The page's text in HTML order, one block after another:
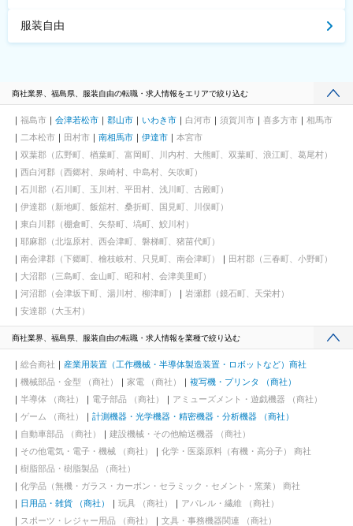
服装自由
商社業界、福島県、服装自由の転職・求人情報をエリアで絞り込む
福島市 会津若松市 郡山市 いわき市 白河市 須賀川市 喜多方市
相馬市
二本松市
田村市 南相馬市 伊達市
本宮市
双葉郡（広野町、楢葉町、富岡町、川内村、大熊町、双葉町、浪江町、葛尾村）
西白河郡（西郷村、泉崎村、中島村、矢吹町）
石川郡（石川町、玉川村、平田村、浅川町、古殿町）
伊達郡（新地町、飯舘村、桑折町、国見町、川俣町）
東白川郡（棚倉町、矢祭町、塙町、鮫川村）
耶麻郡（北塩原村、西会津町、磐梯町、猪苗代町）
南会津郡（下郷町、檜枝岐村、只見町、南会津町）
田村郡（三春町、小野町）
大沼郡（三島町、金山町、昭和村、会津美里町）
河沼郡（会津坂下町、湯川村、柳津町）
岩瀬郡（鏡石町、天栄村）
安達郡（大玉村）
商社業界、福島県、服装自由の転職・求人情報を業種で絞り込む
総合商社
産業用装置（工作機械・半導体製造装置・ロボットなど）商社
機械部品・金型 （商社）
家電 （商社）
複写機・プリンタ （商社）
半導体 （商社）
電子部品 （商社）
アミューズメント・遊戯機器 （商社）
ゲーム （商社）
計測機器・光学機器・精密機器・分析機器 （商社）
自動車部品 （商社）
建設機械・その他輸送機器 （商社）
その他電気・電子・機械 （商社）
化学・医薬原料（有機・高分子） 商社
樹脂部品・樹脂製品 （商社）
化学品（無機・ガラス・カーボン・セラミック・セメント・窯業） 商社
日用品・雑貨 （商社）
玩具 （商社）
アパレル・繊維 （商社）
スポーツ・レジャー用品 （商社）
文具・事務機器関連 （商社）